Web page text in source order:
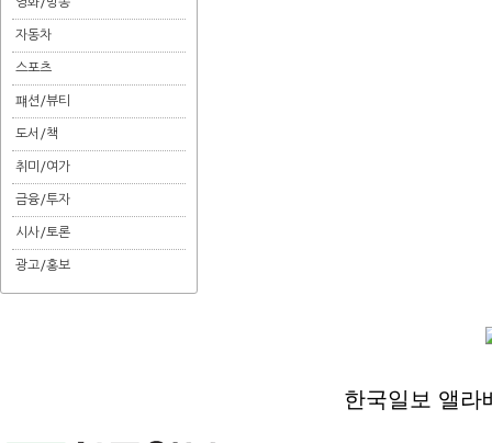
자동차
스포츠
퍠션/뷰티
도서/책
취미/여가
금융/투자
시사/토론
광고/홍보
한국일보 앨라